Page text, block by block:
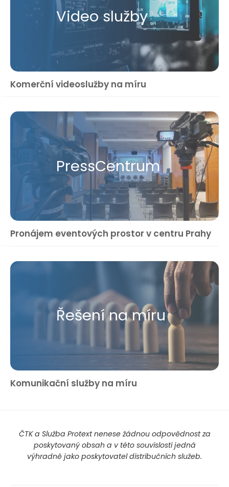
Video služby
Komerční videoslužby na míru
Press​Centrum
Pronájem eventových prostor v centru Prahy
Řešení na míru
Komunikační služby na míru
ČTK a Služba Protext nenese žádnou odpovědnost za
poskytovaný obsah a v této souvislosti jedná
výhradně jako poskytovatel distribučních služeb.